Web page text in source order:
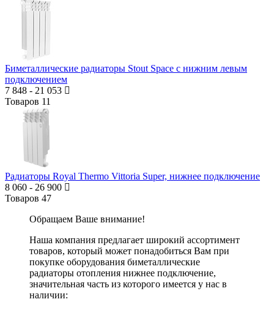
Биметаллические радиаторы Stout Space с нижним левым
подключением
7 848 - 21 053
Товаров 11
Радиаторы Royal Thermo Vittoria Super, нижнее подключение
8 060 - 26 900
Товаров 47
Обращаем Ваше внимание!
Наша компания предлагает широкий ассортимент
товаров, который может понадобиться Вам при
покупке оборудования биметаллические
радиаторы отопления нижнее подключение,
значительная часть из которого имеется у нас в
наличии: